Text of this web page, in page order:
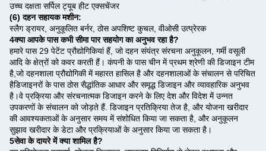
उच्च दक्षता सर्पिल ट्यूब हीट एक्सचेंजर
(6) दहन सहायक मशीन:
स्लैग ड्रायर, अनुकूलित बर्नर, ठोस अपशिष्ट कुचल, वीओसी उत्प्रेरक
4क्या आपके पास कभी सीमा पार सहयोग का अनुभव रहा है?
हमारे पास 29 पेटेंट प्रौद्योगिकियां हैं, जो दहन संयंत्र संरचना अनुकूलन, गर्मी वसूली
आदि के क्षेत्रों को कवर करती हैं। कंपनी के पास चीन में प्रथम श्रेणी की डिजाइन टीम
है,जो दहनशाला प्रौद्योगिकी में महारत हासिल है और दहनशालाओं के संचालन से परिचित
हैडिजाइनरों के पास ठोस सैद्धांतिक आधार और समृद्ध डिजाइन और व्यावहारिक अनुभव
है।वे प्रक्रिया और संरचनात्मक डिजाइन करने के लिए देश और विदेश में उन्नत
उपकरणों के संचालन को जोड़ते हैं. डिजाइन प्रतिक्रिया तेज है, और योजना खरीदार
की आवश्यकताओं के अनुसार समय में संशोधित किया जा सकता है, और अनुकूलन
सुझाव खरीदार के डेटा और प्रक्रियाओं के अनुसार किया जा सकता है।
5सेवा के दायरे में क्या शामिल है?